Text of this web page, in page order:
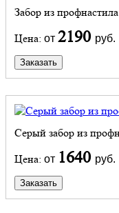
Забор из
Цена: от 2190 руб.
Заказать
Серый забор из
Цена: от 1640 руб.
Заказать